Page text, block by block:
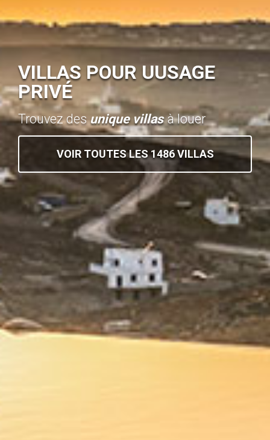
VILLAS POUR UUSAGE
PRIVÉ
Trouvez desunique villasà louer
VOIR TOUTES LES 1486 VILLAS